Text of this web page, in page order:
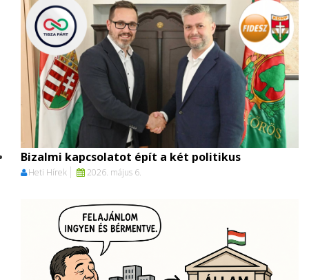
Bizalmi kapcsolatot épít a két politikus
Heti Hírek 2026. május 6.